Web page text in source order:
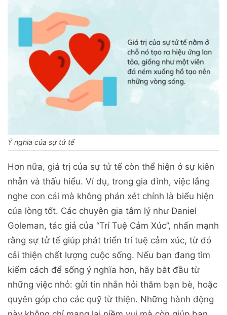
Ý nghĩa của sự tử tế
Hơn nữa, giá trị của sự tử tế còn thể hiện ở sự kiên
nhẫn và thấu hiểu. Ví dụ, trong gia đình, việc lắng
nghe con cái mà không phán xét chính là biểu hiện
của lòng tốt. Các chuyên gia tâm lý như Daniel
Goleman, tác giả của “Trí Tuệ Cảm Xúc”, nhấn mạnh
rằng sự tử tế giúp phát triển trí tuệ cảm xúc, từ đó
cải thiện chất lượng cuộc sống. Nếu bạn đang tìm
kiếm cách để sống ý nghĩa hơn, hãy bắt đầu từ
những việc nhỏ: gửi tin nhắn hỏi thăm bạn bè, hoặc
quyên góp cho các quỹ từ thiện. Những hành động